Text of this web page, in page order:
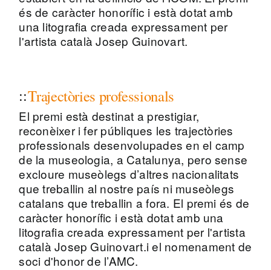
és de caràcter honorífic i està dotat amb
una litografia creada expressament per
l'artista català Josep Guinovart.
Trajectòries professionals
El premi està destinat a prestigiar,
reconèixer i fer públiques les trajectòries
professionals desenvolupades en el camp
de la museologia, a Catalunya, pero sense
excloure museòlegs d’altres nacionalitats
que treballin al nostre país ni museòlegs
catalans que treballin a fora. El premi és de
caràcter honorífic i està dotat amb una
litografia creada expressament per l'artista
català Josep Guinovart.i el nomenament de
soci d'honor de l’AMC.